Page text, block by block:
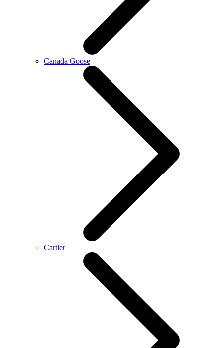
Canada Goose
Cartier